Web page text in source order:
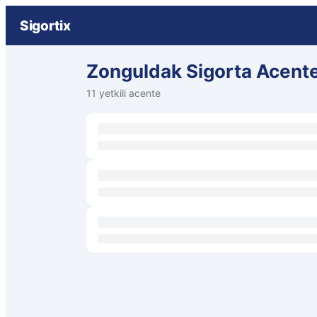
Sigortix
Zonguldak Sigorta
11 yetkili acente